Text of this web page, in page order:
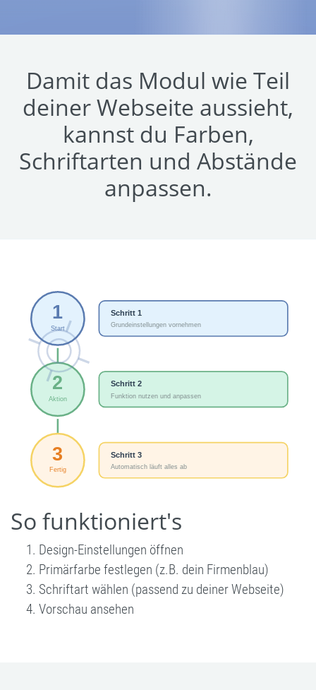
Damit das Modul wie Teil
deiner Webseite aussieht,
kannst du Farben,
Schriftarten und Abstände
anpassen.
So funktioniert's
Design-Einstellungen öffnen
Primärfarbe festlegen (z.B. dein Firmenblau)
Schriftart wählen (passend zu deiner Webseite)
Vorschau ansehen